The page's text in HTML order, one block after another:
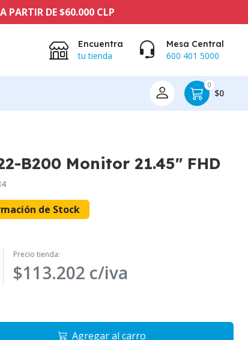
DE $60.000 CLP
Encuentra
tu tienda
Mesa Central
600 401 5000
0
$0
B200 Monitor 21.45" FHD
de Stock
Precio tienda:
$113.202 c/iva
Agregar al carro